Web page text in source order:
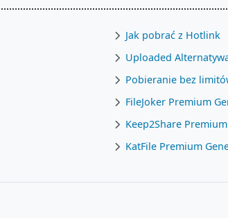
Jak pobrać z Hotlink
Uploaded
Pobieranie bez
FileJoker Premium
Keep2Share
KatFile Premium